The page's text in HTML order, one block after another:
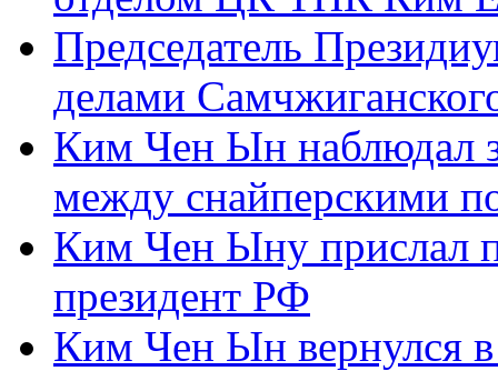
Председатель
делами
Ким Чен Ын наблюдал
между снайперскими
Ким Чен Ыну прислал
президент РФ
Ким Чен Ын вернулся